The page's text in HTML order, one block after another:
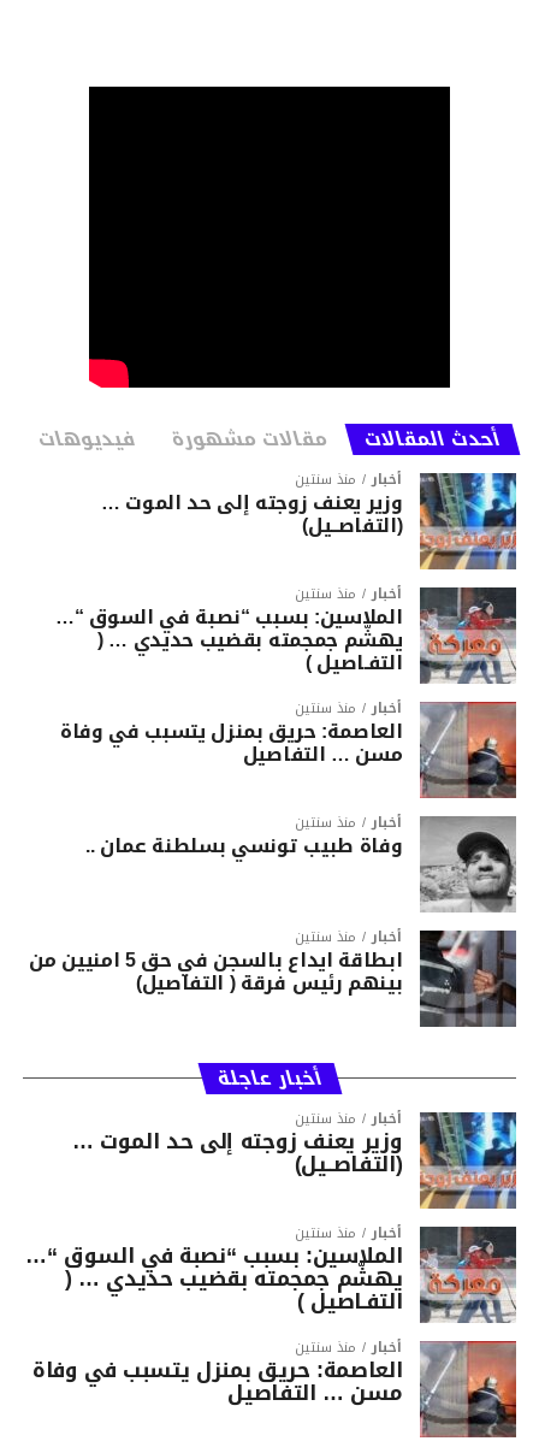
أحدث المقالات مقالات مشهورة فيديوهات
أخبار منذ سنتين
وزير يعنف زوجته إلى حد الموت …
(التفاصــيل)
أخبار منذ سنتين
الملاسين: بسبب “نصبة في السوق “…
يهشّم جمجمته بقضيب حديدي … (
التفـاصيل )
أخبار منذ سنتين
العاصمة: حريق بمنزل يتسبب في وفاة
مسن … التفاصيل
أخبار منذ سنتين
وفاة طبيب تونسي بسلطنة عمان ..
أخبار منذ سنتين
ابطاقة ايداع بالسجن في حق 5 امنيين من
بينهم رئيس فرقة ( التفاصيل)
أخبار عاجلة
أخبار منذ سنتين
وزير يعنف زوجته إلى حد الموت …
(التفاصــيل)
أخبار منذ سنتين
الملاسين: بسبب “نصبة في السوق “…
يهشّم جمجمته بقضيب حديدي … (
التفـاصيل )
أخبار منذ سنتين
العاصمة: حريق بمنزل يتسبب في وفاة
مسن … التفاصيل